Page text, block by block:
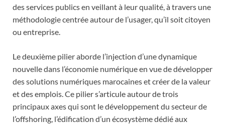
des services publics en veillant à leur qualité, à travers une
méthodologie centrée autour de l’usager, qu’il soit citoyen
ou entreprise.
Le deuxième pilier aborde l’injection d’une dynamique
nouvelle dans l’économie numérique en vue de développer
des solutions numériques marocaines et créer de la valeur
et des emplois. Ce pilier s’articule autour de trois
principaux axes qui sont le développement du secteur de
l’offshoring, l’édification d’un écosystème dédié aux